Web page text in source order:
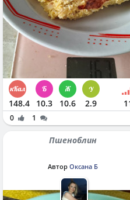
148.4 10.3 10.6 2.9
0 1
Пшеноблин
Автор Оксана Б